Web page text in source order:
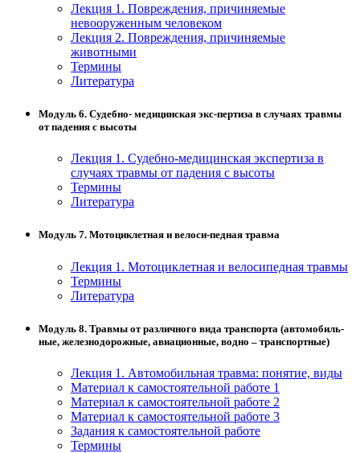
Дополнительные Услуги
Лекция 1. Повреждения, причиняемые
невооруженным человеком
Лекция 2. Повреждения, причиняемые
животными
Термины
Литература
Модуль 6. Судебно- медицинская экс-пертиза в случаях травмы
от падения с высоты
Лекция 1. Судебно-медицинская экспертиза в
случаях травмы от падения с высоты
Термины
Литература
Модуль 7. Мотоциклетная и велоси-педная травма
Лекция 1. Мотоциклетная и велосипедная травмы
Термины
Литература
Модуль 8. Травмы от различного вида транспорта (автомобиль-
ные, железнодорожные, авиационные, водно – транспортные)
Лекция 1. Автомобильная травма: понятие, виды
Материал к самостоятельной работе 1
Материал к самостоятельной работе 2
Материал к самостоятельной работе 3
Задания к самостоятельной работе
Термины